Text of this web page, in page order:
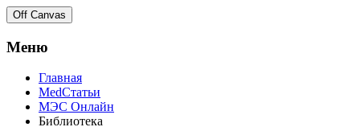
Off Canvas
Меню
Главная
MedСтатьи
МЭС Онлайн
Библиотека